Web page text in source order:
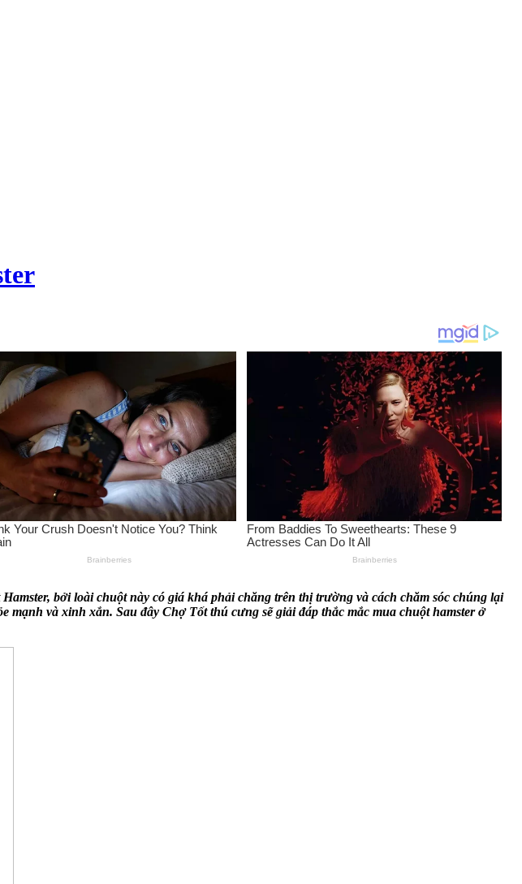
bởi loài chuột này có giá khá phải chăng trên thị trường và cách chăm sóc chúng lại
và xinh xắn. Sau đây Chợ Tốt thú cưng sẽ giải đáp thắc mắc mua chuột hamster ở